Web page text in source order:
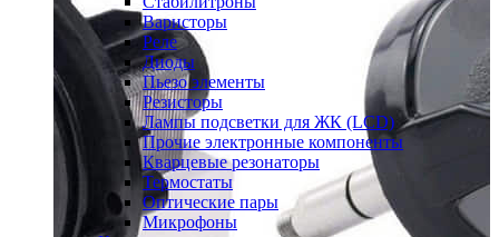
Варисторы
Реле
Диоды
Пьезо элементы
Резисторы
Лампы подсветки для ЖК (LCD)
Прочие электронные компоненты
Кварцевые резонаторы
Термостаты
Оптические пары
Микрофоны